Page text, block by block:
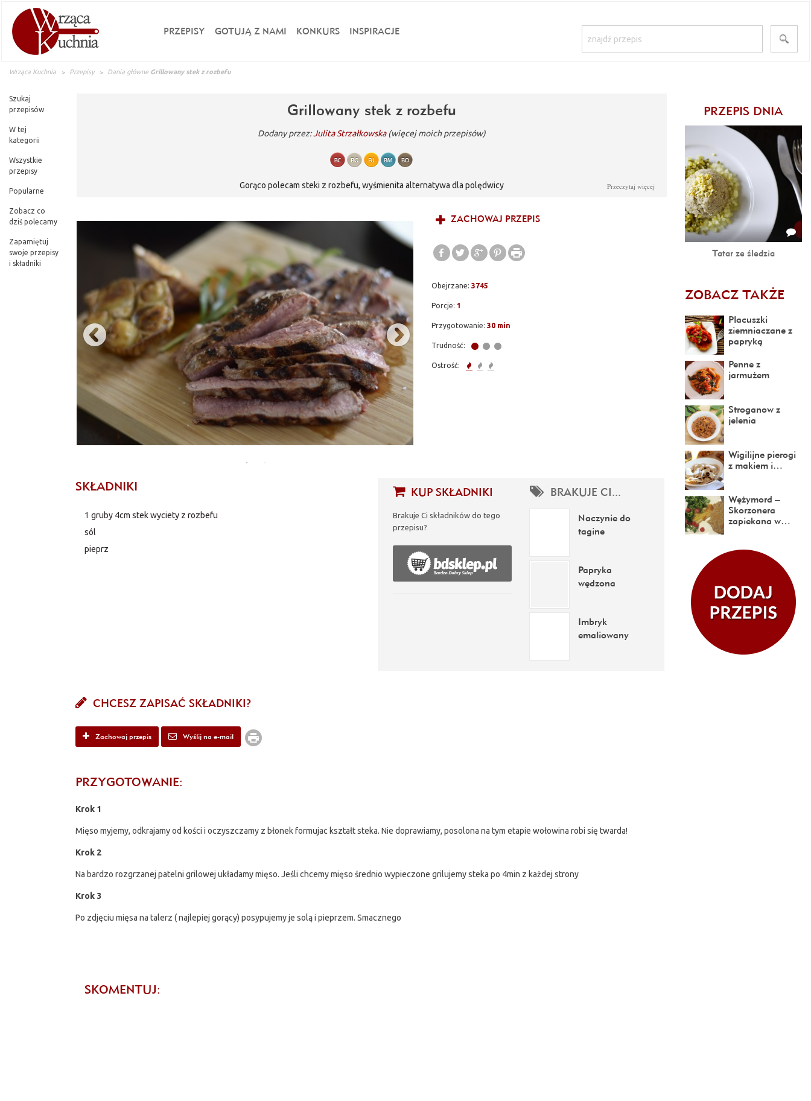
PRZEPISY GOTUJĄ Z NAMI KONKURS INSPIRACJE
Wrząca Kuchnia Przepisy Dania główne Grillowany stek z rozbefu
Szukaj
przepisów
W tej
kategorii
Wszystkie
przepisy
Popularne
Zobacz co
dziś polecamy
Zapamiętuj
swoje przepisy
i składniki
Grillowany stek z rozbefu
Dodany przez:Julita Strzałkowska (więcej moich przepisów)
Gorąco polecam steki z rozbefu, wyśmienita alternatywa dla polędwicy Przeczytaj więcej
ZACHOWAJ PRZEPIS
Obejrzane: 3745
Porcje: 1
Przygotowanie: 30 min
Trudność:
Ostrość:
SKŁADNIKI
1gruby 4cm stek wyciety z rozbefu
sól
pieprz
KUP SKŁADNIKI
Brakuje Ci składników do tego
przepisu?
BRAKUJE CI...
Naczynie do
tagine
Papryka
wędzona
Imbryk
emaliowany
CHCESZ ZAPISAĆ SKŁADNIKI?
Zachowaj przepis Wyślij na e-mail
PRZYGOTOWANIE:
Krok 1
Mięso myjemy, odkrajamy od kości i oczyszczamy z błonek formujac kształt steka. Nie doprawiamy, posolona na tym etapie wołowina robi się twarda!
Krok 2
Na bardzo rozgrzanej patelni grilowej układamy mięso. Jeśli chcemy mięso średnio wypieczone grilujemy steka po 4min z każdej strony
Krok 3
Po zdjęciu mięsa na talerz ( najlepiej gorący) posypujemy je solą i pieprzem. Smacznego
SKOMENTUJ:
PRZEPIS DNIA
Tatar ze śledzia
ZOBACZ TAKŻE
Placuszki
ziemniaczane z
papryką
Penne z
jarmużem
Stroganow z
jelenia
Wigilijne pierogi
z makiem i…
Wężymord –
Skorzonera
zapiekana w…